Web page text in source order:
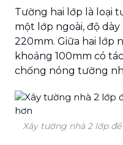
Tường hai lớp là loại
một lớp ngoài, độ dày
220mm. Giữa hai lớp
khoảng 100mm có
chống nóng tường
Xây tường nhà 2 lớp